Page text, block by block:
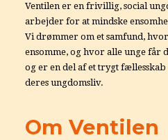
Ventilen er en frivillig, social
arbejder for at mindske
Vi drømmer om et samfund,
ensomme, og hvor alle unge får
og er en del af et trygt
deres ungdomsliv.
Om Ventilen